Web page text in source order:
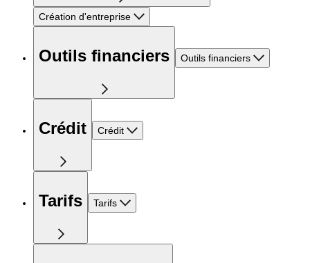
Création d'entreprise
Outils financiers Outils financiers
Crédit Crédit
Tarifs Tarifs